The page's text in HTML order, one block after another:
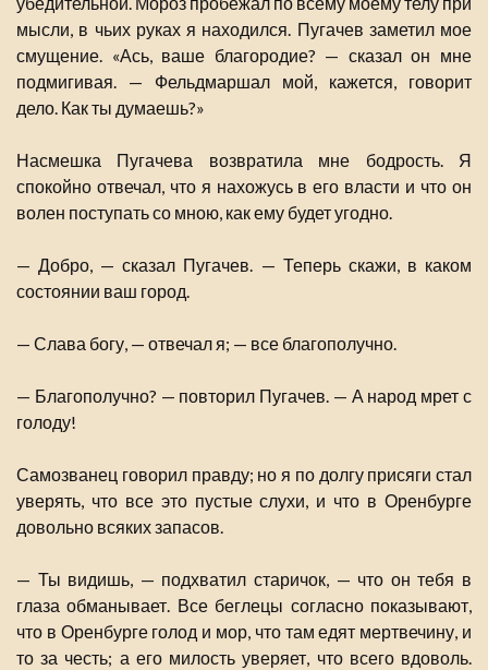
мысли, в чьих руках я находился. Пугачев заметил мое
смущение. «Ась, ваше благородие? — сказал он мне
подмигивая. — Фельдмаршал мой, кажется, говорит
дело. Как ты думаешь?»
Насмешка Пугачева возвратила мне бодрость. Я
спокойно отвечал, что я нахожусь в его власти и что он
волен поступать со мною, как ему будет угодно.
— Добро, — сказал Пугачев. — Теперь скажи, в каком
состоянии ваш город.
— Слава богу, — отвечал я; — все благополучно.
— Благополучно? — повторил Пугачев. — А народ мрет с
голоду!
Самозванец говорил правду; но я по долгу присяги стал
уверять, что все это пустые слухи, и что в Оренбурге
довольно всяких запасов.
— Ты видишь, — подхватил старичок, — что он тебя в
глаза обманывает. Все беглецы согласно показывают,
что в Оренбурге голод и мор, что там едят мертвечину, и
то за честь; а его милость уверяет, что всего вдоволь.